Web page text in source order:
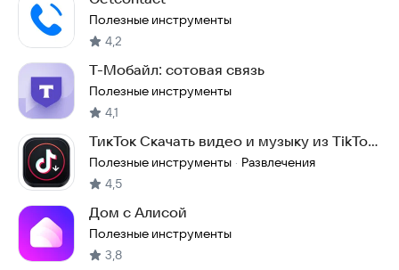
Полезные инструменты
4,2
Т-Мобайл: сотовая связь
Полезные инструменты
4,1
ТикТок Скачать видео и музыку из TikTok
(Тик Ток)
Полезные инструменты · Развлечения
4,5
Дом с Алисой
Полезные инструменты
3,8